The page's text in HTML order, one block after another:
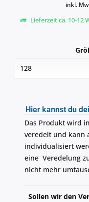
inkl.
Lieferzeit ca. 10-12
Hier kannst du
Das Produkt wird
veredelt und kann
individualisiert
eine Veredelung
nicht mehr
Sollen wir den